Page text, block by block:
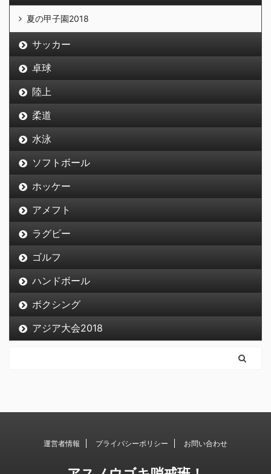
夏の甲子園2018
サッカー
卓球
陸上
柔道
水泳
ソフトボール
ホッケー
アメフト
ラグビー
ゴルフ
ハンドボール
ボクシング
アジア大会2018
運営者情報 プライバシーポリシー お問い合わせ